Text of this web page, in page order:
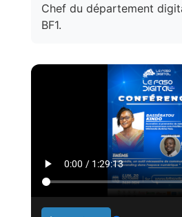
Chef du département
BF1.